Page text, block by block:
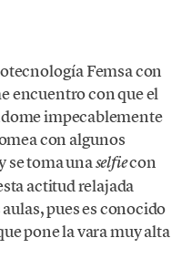
Femsa con
encuentro con que el
impecablemente
con algunos
se toma unaselfiecon
actitud relajada
pues es conocido
pone la vara muy alta